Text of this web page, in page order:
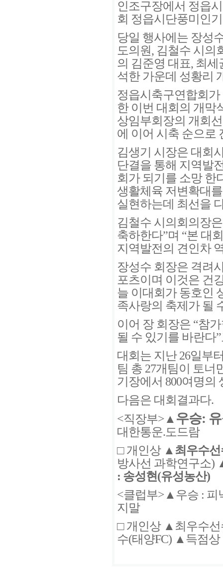
인조구장에서 정읍
회 정읍시단풍미인
당일 행사에는 장성
도의원, 김철수 시의
의 김준영 대표, 최세
석한 가운데 성황리
정읍시축구연합회
한 이번 대회의 개막
상임부회장의 개회
에 이어 시축 순으로
김생기 시장은 대회
단결을 통해 지역발
회가 되기를 소망 한
생활체육 저변확대
실현하는데 최선을
김철수 시의회의장
축하한다”며 “본 대
지역발전의 견인차
장성수 회장은 격려
포츠이며 이것은 건
늘 이대회가 동호인
족사랑의 축제가 될
이어 장 회장은 “참
될 수 있기를 바란다
대회는 지난 26일부
팀 총 27개팀이 토너
기장에서 800여명의
다음은 대회결과다.
<직장부>▲ 우승:
대한통운.도드람
□ 개인상 ▲ 최우수
방사선 과학연구소)
: 송성현(유성농산)
<클럽부>▲우승 : 피
지말
□ 개인상 ▲최우수선
수(태양FC) ▲득점상